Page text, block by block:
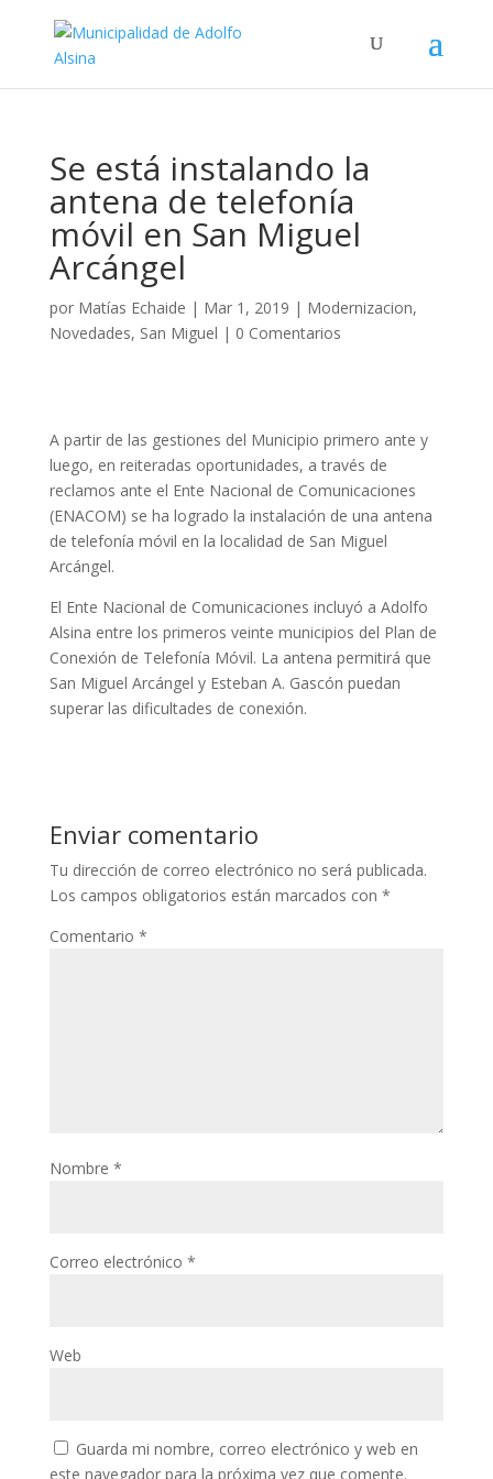
Se está instalando la
antena de telefonía
móvil en San Miguel
Arcángel
por Matías Echaide | Mar 1, 2019 | Modernizacion,
Novedades, San Miguel | 0 Comentarios
A partir de las gestiones del Municipio primero ante y
luego, en reiteradas oportunidades, a través de
reclamos ante el Ente Nacional de Comunicaciones
(ENACOM) se ha logrado la instalación de una antena
de telefonía móvil en la localidad de San Miguel
Arcángel.
El Ente Nacional de Comunicaciones incluyó a Adolfo
Alsina entre los primeros veinte municipios del Plan de
Conexión de Telefonía Móvil. La antena permitirá que
San Miguel Arcángel y Esteban A. Gascón puedan
superar las dificultades de conexión.
Enviar comentario
Tu dirección de correo electrónico no será publicada.
Los campos obligatorios están marcados con *
Comentario *
Nombre *
Correo electrónico *
Web
Guarda mi nombre, correo electrónico y web en
este navegador para la próxima vez que comente.